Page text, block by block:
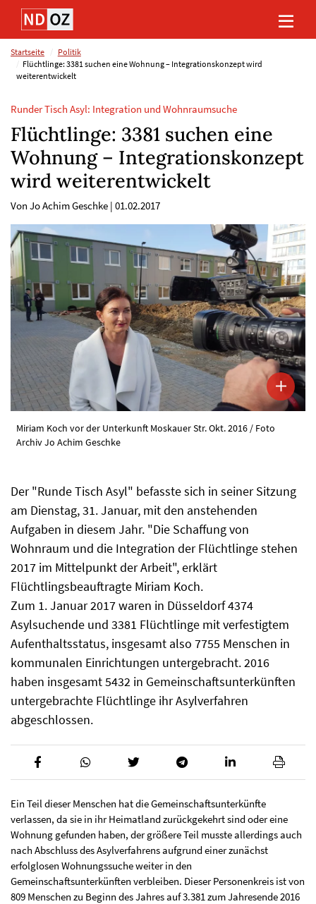
Direkt
Inhalt
(Eingabetaste)
Direkt
Hauptmenu
(Eingabetaste)
Direkt
Suche
(Eingabetaste)
Direkt
Footer
(Eingabetaste)
Startseite
Politik
Flüchtlinge: 3381 suchen eine Wohnung – Integrationskonzept wird
weiterentwickelt
Runder Tisch Asyl: Integration und Wohnraumsuche
Flüchtlinge: 3381 suchen eine
Wohnung – Integrationskonzept
wird weiterentwickelt
Von Jo Achim Geschke | 01.02.2017
Miriam Koch vor der Unterkunft Moskauer Str. Okt. 2016 / Foto
Archiv Jo Achim Geschke
Der "Runde Tisch Asyl" befasste sich in seiner Sitzung
am Dienstag, 31. Januar, mit den anstehenden
Aufgaben in diesem Jahr. "Die Schaffung von
Wohnraum und die Integration der Flüchtlinge stehen
2017 im Mittelpunkt der Arbeit", erklärt
Flüchtlingsbeauftragte Miriam Koch.
Zum 1. Januar 2017 waren in Düsseldorf 4374
Asylsuchende und 3381 Flüchtlinge mit verfestigtem
Aufenthaltsstatus, insgesamt also 7755 Menschen in
kommunalen Einrichtungen untergebracht. 2016
haben insgesamt 5432 in Gemeinschaftsunterkünften
untergebrachte Flüchtlinge ihr Asylverfahren
abgeschlossen.
Ein Teil dieser Menschen hat die Gemeinschaftsunterkünfte
verlassen, da sie in ihr Heimatland zurückgekehrt sind oder eine
Wohnung gefunden haben, der größere Teil musste allerdings auch
nach Abschluss des Asylverfahrens aufgrund einer zunächst
erfolglosen Wohnungssuche weiter in den
Gemeinschaftsunterkünften verbleiben. Dieser Personenkreis ist von
809 Menschen zu Beginn des Jahres auf 3.381 zum Jahresende 2016